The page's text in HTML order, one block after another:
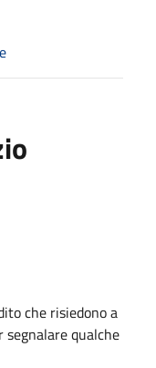
che risiedono a
segnalare qualche